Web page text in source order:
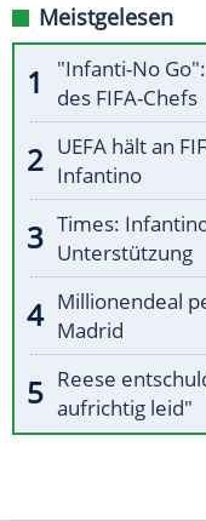
Meistgelesen
"Infanti-No
des FIFA-Chefs
UEFA hält an
Infantino
Times:
Unterstützung
Millionendeal
Madrid
Reese
aufrichtig leid"